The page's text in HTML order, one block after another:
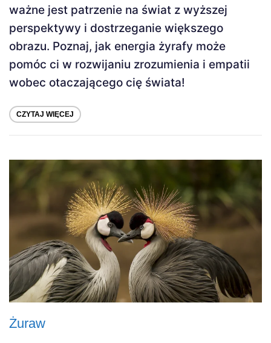
ważne jest patrzenie na świat z wyższej
perspektywy i dostrzeganie większego
obrazu. Poznaj, jak energia żyrafy może
pomóc ci w rozwijaniu zrozumienia i empatii
wobec otaczającego cię świata!
CZYTAJ WIĘCEJ
Żuraw